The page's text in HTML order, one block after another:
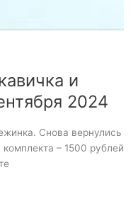
и
2024
Снова вернулись
– 1500 рублей